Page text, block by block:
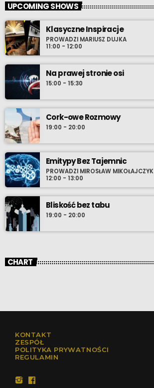
UPCOMING SHOWS
Klasyczne Inspiracje
PROWADZI MARIUSZ DUJKA
11:00 - 12:00
Na prawej stronie osi
15:00 - 15:30
Cork-owe Rozmowy
19:00 - 20:00
Emitypy Bez Tajemnic
PROWADZI MIROSŁAW MIKOŁAJCZYK
12:00 - 13:00
Bliskość bez tabu
19:00 - 20:00
CHART
KONTAKT
ZESPÓŁ
POLITYKA PRYWATNOŚCI
REGULAMIN